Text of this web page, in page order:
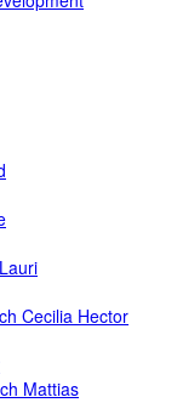
Cecilia Hector
Mattias